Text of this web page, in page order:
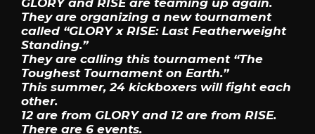
They are organizing a new tournament
called “GLORY x RISE: Last Featherweight
Standing.”
They are calling this tournament “The
Toughest Tournament on Earth.”
This summer, 24 kickboxers will fight each
other.
12 are from GLORY and 12 are from RISE.
There are 6 events.